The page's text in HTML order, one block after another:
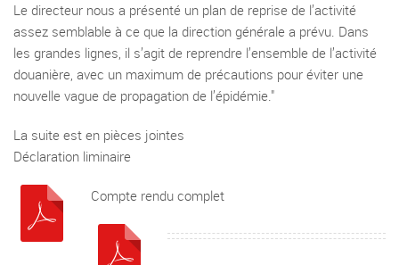
Le directeur nous a présenté un plan de reprise de l’activité
assez semblable à ce que la direction générale a prévu. Dans
les grandes lignes, il s’agit de reprendre l’ensemble de l’activité
douanière, avec un maximum de précautions pour éviter une
nouvelle vague de propagation de l’épidémie."
La suite est en pièces jointes
Déclaration liminaire
Compte rendu complet